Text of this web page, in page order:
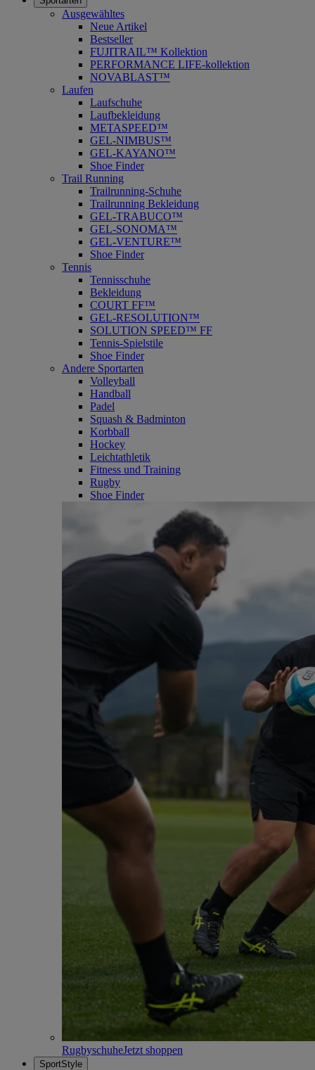
Ausgewähltes
Neue Artikel
Bestseller
FUJITRAIL™ Kollektion
PERFORMANCE LIFE-kollektion
NOVABLAST™
Laufen
Laufschuhe
Laufbekleidung
METASPEED™
GEL-NIMBUS™
GEL-KAYANO™
Shoe Finder
Trail Running
Trailrunning-Schuhe
Trailrunning Bekleidung
GEL-TRABUCO™
GEL-SONOMA™
GEL-VENTURE™
Shoe Finder
Tennis
Tennisschuhe
Bekleidung
COURT FF™
GEL-RESOLUTION™
SOLUTION SPEED™ FF
Tennis-Spielstile
Shoe Finder
Andere Sportarten
Volleyball
Handball
Padel
Squash & Badminton
Korbball
Hockey
Leichtathletik
Fitness und Training
Rugby
Shoe Finder
RugbyschuheJetzt shoppen
SportStyle